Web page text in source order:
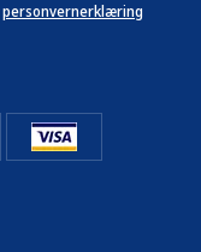
personvernerklæring